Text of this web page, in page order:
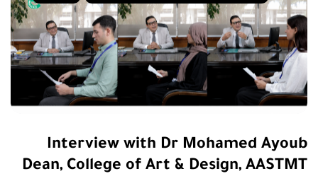
Interview with Dr Mohamed Ayoub
Dean, College of Art & Design, AASTMT